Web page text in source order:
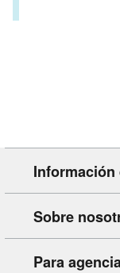
Sobre
Para